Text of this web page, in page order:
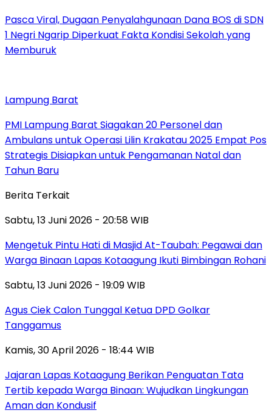
Pasca Viral, Dugaan Penyalahgunaan Dana BOS di SDN
1 Negri Ngarip Diperkuat Fakta Kondisi Sekolah yang
Memburuk
Lampung Barat
PMI Lampung Barat Siagakan 20 Personel dan
Ambulans untuk Operasi Lilin Krakatau 2025 Empat Pos
Strategis Disiapkan untuk Pengamanan Natal dan
Tahun Baru
Berita Terkait
Sabtu, 13 Juni 2026 - 20:58 WIB
Mengetuk Pintu Hati di Masjid At-Taubah: Pegawai dan
Warga Binaan Lapas Kotaagung Ikuti Bimbingan Rohani
Sabtu, 13 Juni 2026 - 19:09 WIB
Agus Ciek Calon Tunggal Ketua DPD Golkar
Tanggamus
Kamis, 30 April 2026 - 18:44 WIB
Jajaran Lapas Kotaagung Berikan Penguatan Tata
Tertib kepada Warga Binaan: Wujudkan Lingkungan
Aman dan Kondusif